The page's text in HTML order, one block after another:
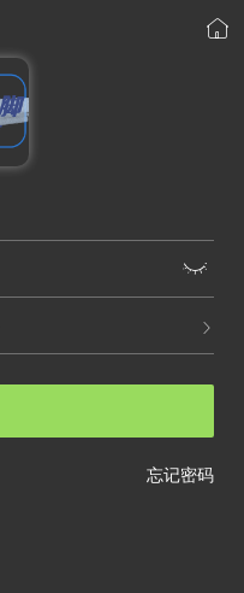



忘记密码